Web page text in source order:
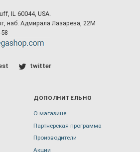
IL 60044, USA.
наб. Адмирала Лазарева, 22М
twitter
ДОПОЛНИТЕЛЬНО
О магазине
Партнерская программа
Производители
Акции